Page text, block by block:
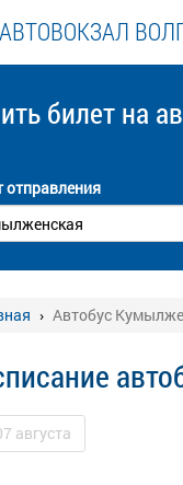
АВТОВОКЗАЛ
билет на
отправления
Автобус
августа